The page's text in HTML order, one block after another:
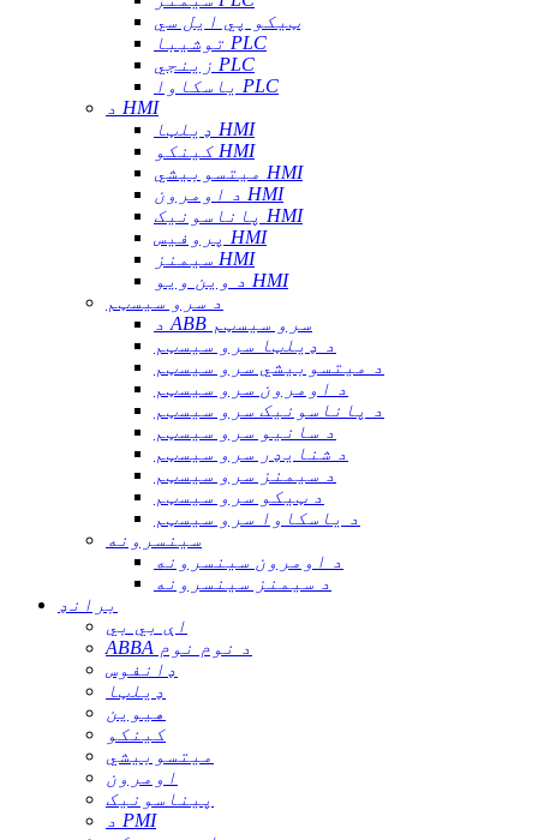
ټیکو پي ایل سي
توشیبا PLC
زینجي PLC
یاسکاوا PLC
د HMI
ډیلټا HMI
کینکو HMI
میتسوبیشي HMI
د اومرون HMI
پاناسونیک HMI
پروفیس HMI
سیمنز HMI
د وین ویو HMI
د سرو سیسټم
د ABB سرو سیسټم
د ډیلټا سرو سیسټم
د میتسوبیشي سرو سیسټم
د اومرون سرو سیسټم
د پاناسونیک سرو سیسټم
د سانیو سرو سیسټم
د شنایډر سرو سیسټم
د سیمنز سرو سیسټم
د ټیکو سرو سیسټم
د یاسکاوا سرو سیسټم
سینسرونه
د اومرون سینسرونه
د سیمنز سینسرونه
برانډ
اې بي بي
ABBA د نوم نوم
ډانفوس
ډیلټا
هیوین
کینکو
میتسوبیشي
اومرون
پیناسونیک
د PMI